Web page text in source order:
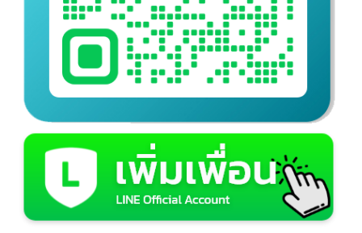
เมื่อต้องการเริ่มดำเนินธุรกิจในตลาดจีน การมี
เครื่องหมายการค้าจีนที่ได้รับการจดทะเบียนอย่างถูกต้องจึงเป็น
สิ่งสำคัญ ให้ Intbizth เป็นผู้ช่วยคุณได้อย่างมั่นใจด้วยทีมงาน
มืออาชีพที่คอยให้คำปรึกษาและดำเนินการทุกขั้นตอนอย่างเป็น
ระบบ มุ่งสู่ความสำเร็จของการจดเครื่องหมายการค้าจีนของ
คุณ
ปรึกษาเรา ฟรี!